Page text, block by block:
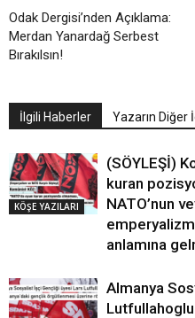
Odak Dergisi’nden Açıklama:
Merdan Yanardağ Serbest
Bırakılsın!
İlgili Haberler Yazarın Diğer
KÖŞE YAZILARI
(SÖYLEŞİ)
kuran
NATO’nun
anlamına
Almanya